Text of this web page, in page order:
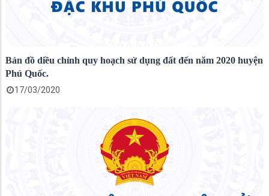
Bản đồ diều chỉnh quy hoạch sử dụng đất đến năm 2020 huyện
Phú Quốc.
17/03/2020